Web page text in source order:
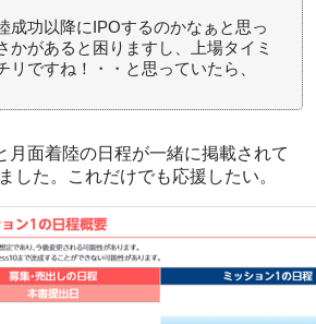
成功以降にIPOするのかなぁと思っ
かがあると困りますし、上場タイミ
リですね！・・と思っていたら、
月面着陸の日程が一緒に掲載されて
した。これだけでも応援したい。